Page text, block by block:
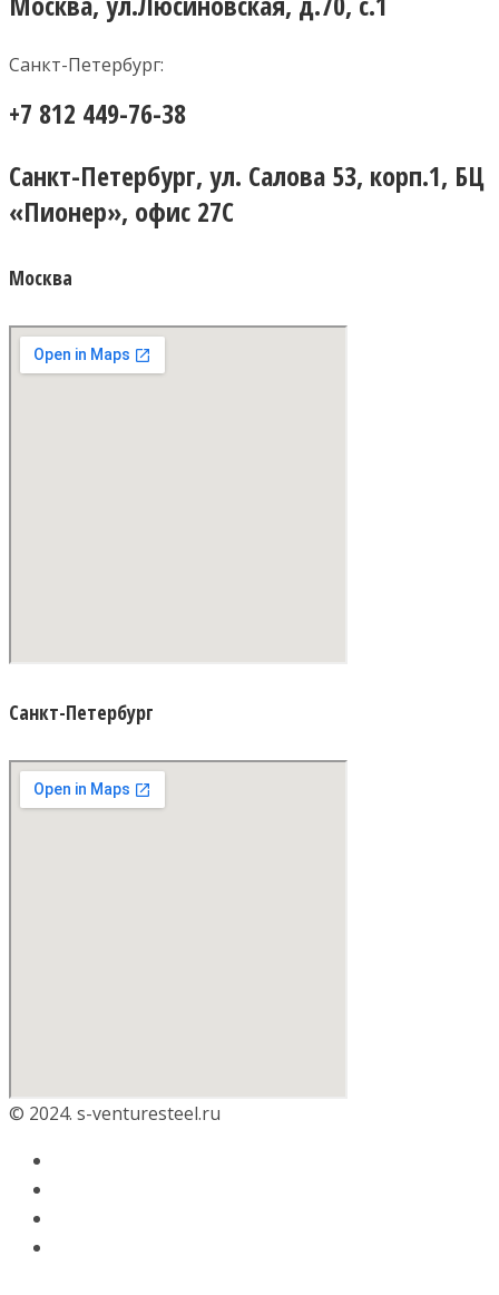
Санкт-Петербург:
+7 812 449-76-38
Санкт-Петербург, ул. Салова 53, корп.1, БЦ
«Пионер», офис 27С
Москва
Санкт-Петербург
© 2024. s-venturesteel.ru